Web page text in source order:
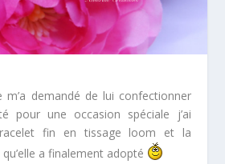
m’a demandé de lui confectionner
pour une occasion spéciale j’ai
fin en tissage loom et la
qu’elle a finalement adopté